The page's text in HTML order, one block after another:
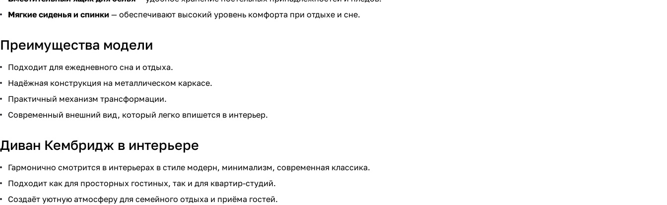
Мягкие сиденья и спинки — обеспечивают высокий уровень комфорта при отдыхе и сне.
Преимущества модели
Подходит для ежедневного сна и отдыха.
Надёжная конструкция на металлическом каркасе.
Практичный механизм трансформации.
Современный внешний вид, который легко впишется в интерьер.
Диван Кембридж в интерьере
Гармонично смотрится в интерьерах в стиле модерн, минимализм, современная классика.
Подходит как для просторных гостиных, так и для квартир-студий.
Создаёт уютную атмосферу для семейного отдыха и приёма гостей.